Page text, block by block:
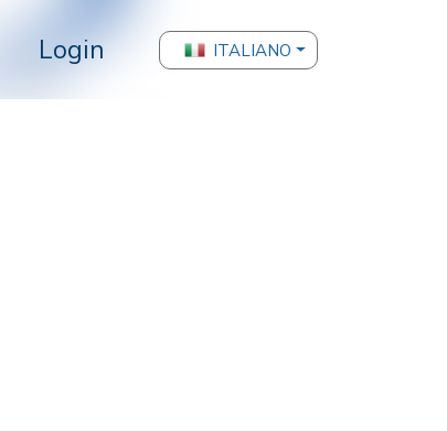
Login ITALIANO